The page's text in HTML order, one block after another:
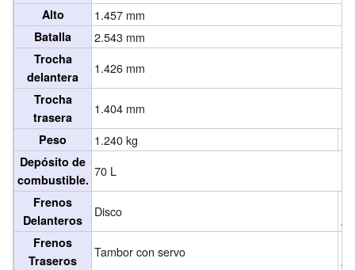
Alto 1.457 mm
Batalla 2.543 mm
Trocha
delantera
1.426 mm
Trocha
trasera
1.404 mm
Peso 1.240 kg
Depósito de
combustible.
70 L
Frenos
Delanteros
Disco
Frenos
Traseros
Tambor con servo